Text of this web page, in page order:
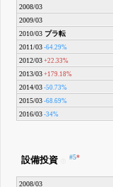
2008/03
2009/03
2010/03 プラ転
2011/03 -64.29%
2012/03 +22.33%
2013/03 +179.18%
2014/03 -50.73%
2015/03 -68.69%
2016/03 -34%
設備投資 #5*
2008/03